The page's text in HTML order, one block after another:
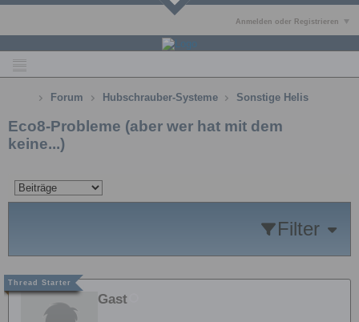
Anmelden oder Registrieren
Forum Hubschrauber-Systeme Sonstige Helis
Eco8-Probleme (aber wer hat mit dem
keine...)
Filter
Gast